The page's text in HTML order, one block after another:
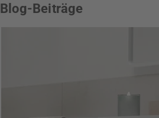
Blog-Beiträge